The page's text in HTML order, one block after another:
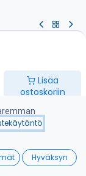
Lisää
ostoskoriin
Wishlist
Hyväksyn